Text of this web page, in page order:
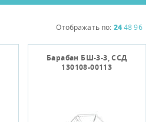
Отображать по: 2448 96
Барабан БШ-3-3, ССД
130108-00113